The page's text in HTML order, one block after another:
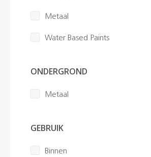
Metaal
Water Based Paints
ONDERGROND
Metaal
GEBRUIK
Binnen